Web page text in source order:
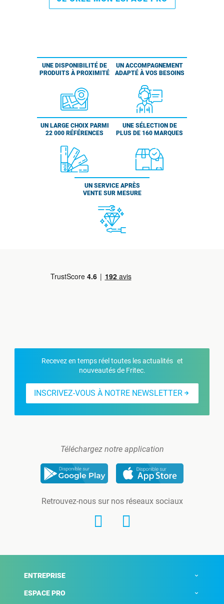
UNE DISPONIBILITÉ DE
PRODUITS À PROXIMITÉ
UN ACCOMPAGNEMENT
ADAPTÉ À VOS BESOINS
UN LARGE CHOIX PARMI
22 000 RÉFÉRENCES
UNE SÉLECTION DE
PLUS DE 160 MARQUES
UN SERVICE APRÈS
VENTE SUR MESURE
Recevez en temps réel toutes les actualités et
nouveautés de Fritec.
INSCRIVEZ-VOUS À NOTRE NEWSLETTER
Téléchargez notre application
Retrouvez-nous sur nos réseaux sociaux
ENTREPRISE
ESPACE PRO